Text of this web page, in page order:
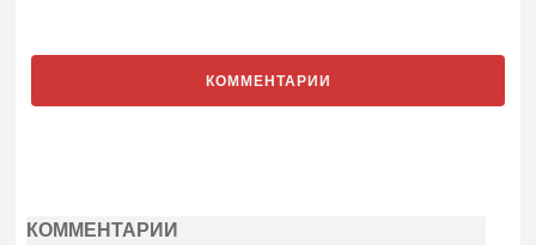
КОММЕНТАРИИ
КОММЕНТАРИИ